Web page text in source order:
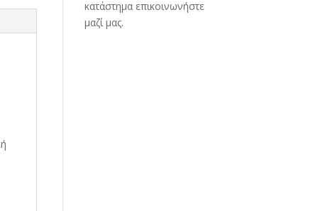
κατάστημα επικοινωνήστε
μαζί μας.